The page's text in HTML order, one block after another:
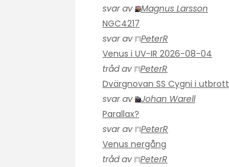
svar av
Magnus Larsson
NGC4217
svar av
PeterR
Venus i UV-IR 2026-08-04
tråd av
PeterR
Dvärgnovan SS Cygni i utbrott
svar av
Johan Warell
Parallax?
svar av
PeterR
Venus nergång
tråd av
PeterR